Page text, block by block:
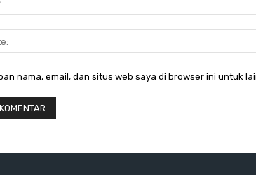
nama, email, dan situs web saya di browser ini untuk